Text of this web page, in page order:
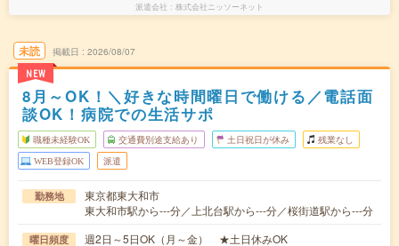
派遣会社 株式会社ニッソーネット
未読
NEW
掲載日 2026/08/07
8月～OK！＼好きな時間曜日で働ける／電話面
談OK！病院での生活サポ
職種未経験OK 交通費別途支給あり 土日祝日が休み 残業なし
WEB登録OK 派遣
勤務地
東京都東大和市
東大和市駅から---分／上北台駅から---分／桜街道駅から---分
曜日頻度 週2日～5日OK（月～金） ★土日休みOK